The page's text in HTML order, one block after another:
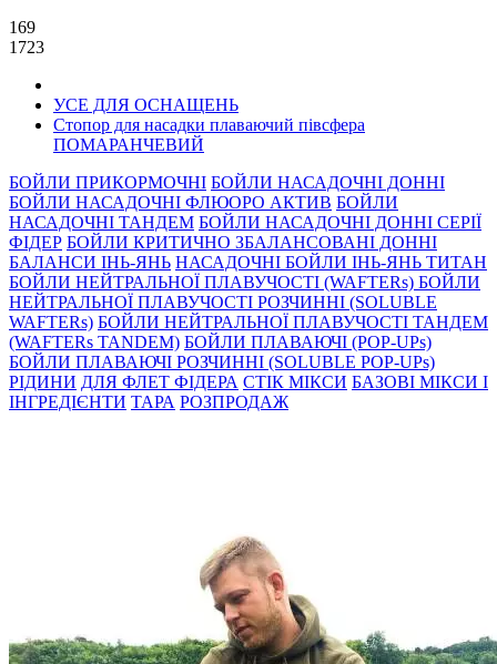
169
1723
УСЕ ДЛЯ ОСНАЩЕНЬ
Стопор для насадки плаваючий півсфера
ПОМАРАНЧЕВИЙ
БОЙЛИ ПРИКОРМОЧНI БОЙЛИ НАСАДОЧНI ДОННI
БОЙЛИ НАСАДОЧНІ ФЛЮОРО АКТИВ БОЙЛИ
НАСАДОЧНІ ТАНДЕМ БОЙЛИ НАСАДОЧНI ДОННI СЕРIÏ
ФIДЕР БОЙЛИ КРИТИЧНО ЗБАЛАНСОВАНІ ДОННІ
БАЛАНСИ ІНЬ-ЯНЬ НАСАДОЧНІ БОЙЛИ ІНЬ-ЯНЬ ТИТАН
БОЙЛИ НЕЙТРАЛЬНОÏ ПЛАВУЧОСТI (WAFTERs) БОЙЛИ
НЕЙТРАЛЬНОЇ ПЛАВУЧОСТІ РОЗЧИННІ (SOLUBLE
WAFTERs) БОЙЛИ НЕЙТРАЛЬНОЇ ПЛАВУЧОСТІ ТАНДЕМ
(WAFTERs TANDEM) БОЙЛИ ПЛАВАЮЧІ (POP-UPs)
БОЙЛИ ПЛАВАЮЧI РОЗЧИННI (SOLUBLE POP-UPs)
РIДИНИ ДЛЯ ФЛЕТ ФІДЕРА СТIК МIКСИ БАЗОВІ МІКСИ І
ІНГРЕДІЄНТИ ТАРА РОЗПРОДАЖ